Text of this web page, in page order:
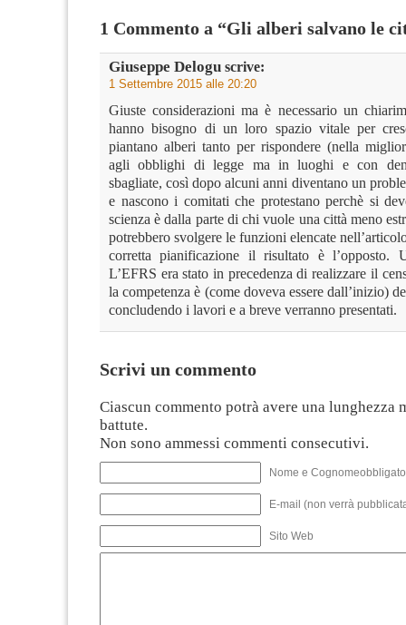
1 Commento a “Gli alberi salvano le
Giuseppe Delogu scrive:
1 Settembre 2015 alle 20:20
Giuste considerazioni ma è necessario un
hanno bisogno di un loro spazio vitale per
piantano alberi tanto per rispondere (nella
agli obblighi di legge ma in luoghi e con
sbagliate, così dopo alcuni anni diventano un
e nascono i comitati che protestano perchè si
scienza è dalla parte di chi vuole una città meno
potrebbero svolgere le funzioni elencate
corretta pianificazione il risultato è l’opposto.
L’EFRS era stato in precedenza di realizzare il
la competenza è (come doveva essere dall’inizio)
concludendo i lavori e a breve verranno presentati.
Scrivi un commento
Ciascun commento potrà avere una lunghezza
battute.
Non sono ammessi commenti consecutivi.
Nome e
E-mail (non verrà
Sito Web